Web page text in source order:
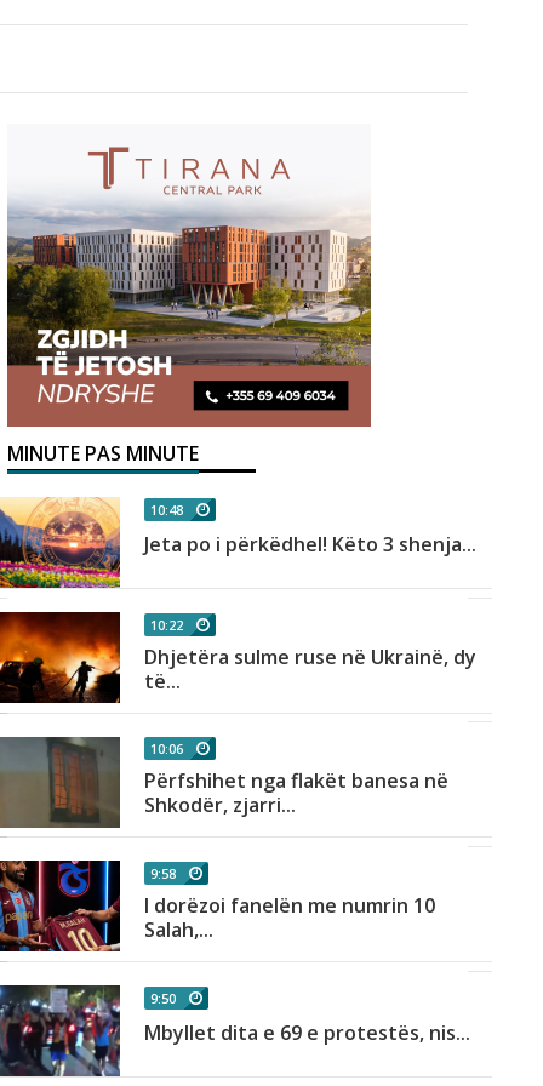
MINUTE PAS MINUTE
10:48
Jeta po i përkëdhel! Këto 3 shenja...
10:22
Dhjetëra sulme ruse në Ukrainë, dy
të...
10:06
Përfshihet nga flakët banesa në
Shkodër, zjarri...
9:58
I dorëzoi fanelën me numrin 10
Salah,...
9:50
Mbyllet dita e 69 e protestës, nis...